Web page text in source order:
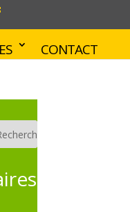
CONTACT